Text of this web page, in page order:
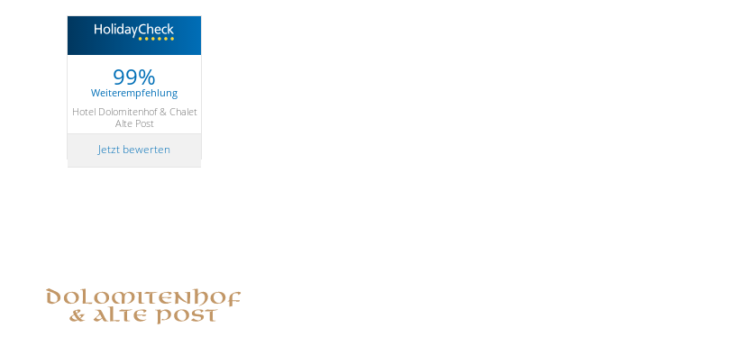
99%
Weiterempfehlung
Hotel Dolomitenhof & Chalet
Alte Post
Jetzt bewerten